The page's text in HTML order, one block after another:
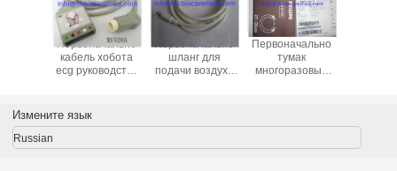
AHA
Первоначально
кабель хобота
ecg руководства
Первоначально
шланг для
подачи воздуха
Первоначально
тумак
многоразовый
Измените язык
Russian